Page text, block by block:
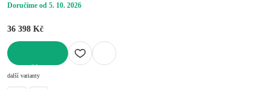
Doručíme od 5. 10. 2026
36 398 Kč
další varianty